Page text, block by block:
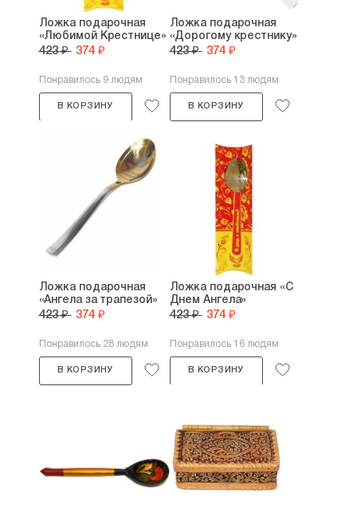
Ложка подарочная
«Любимой Крестнице»
423 ₽ 374 ₽
Понравилось 9 людям
В КОРЗИНУ
Ложка подарочная
«Дорогому крестнику»
423 ₽ 374 ₽
Понравилось 13 людям
В КОРЗИНУ
Ложка подарочная
«Ангела за трапезой»
423 ₽ 374 ₽
Понравилось 28 людям
В КОРЗИНУ
Ложка подарочная «С
Днем Ангела»
423 ₽ 374 ₽
Понравилось 16 людям
В КОРЗИНУ